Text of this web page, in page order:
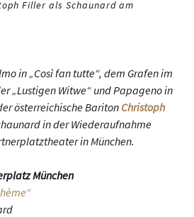
Filler als Schaunard am
in „Così fan tutte“, dem Grafen im
„Lustigen Witwe“ und Papageno in
österreichische Bariton Christoph
in der Wiederaufnahme
in München.
München